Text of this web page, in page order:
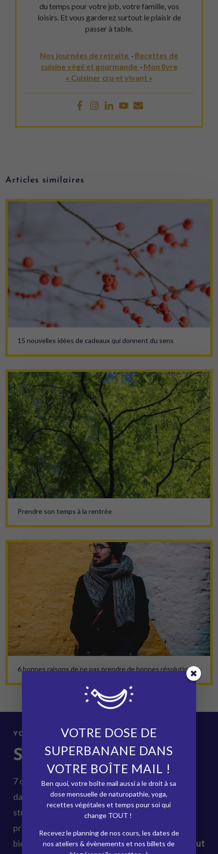
du temps pour votre job, votre famille, vos
loisirs. Et vous garderez surtout le plaisir de
passer à table.
Nos journées de retraite · Recettes de
cuisine végé et gourmande · Mon livre
« Cuisiner cru et vivant »
Articles similaires
15 nouvelles idées de cadeaux qui donnent du sens
Prendre son temps à la rentrée
6 bonnes raisons de ne pas prendre de bonnes résolutions
YOGA & RENFO
STUDIO À CHAVILLE
7 cours par semaine en petit comité, au calme et
dans la bonne humeur à Chaville & en ligne. Le
studio de yoga accueille des cours collectifs et
privés, en
bienveillante. Tout neuf, avec sol chauffant et
tout
VOTRE DOSE DE
SUPERBANANE DANS
VOTRE BOÎTE MAIL !
Ben quoi, votre boîte mail aussi a le droit à sa
dose mensuelle de naturopathie, yoga,
recettes végétales et temps pour soi qui
change TOUT !
Recevez le planning de nos cours, les dates de
nos ateliers & évènements et nos billets de